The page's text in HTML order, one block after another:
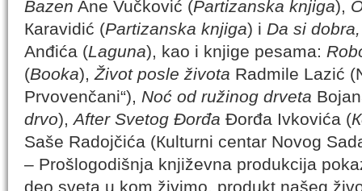
Bazen Ane Vučković (Partizanska knjiga),
Кaravidić (Partizanska knjiga) i Da si
Anđića (Laguna), kao i knjige pesama:
(Booka), Život posle života Radmile Lazić
Prvovenčani“), Noć od ružinog drveta
drvo),After Svetog Đorđa Đorđa Ivkovića (
Saše Radojčića (Кulturni centar Novog
– Prošlogodišnja književna produkcija
deo sveta u kom živimo, produkt našeg